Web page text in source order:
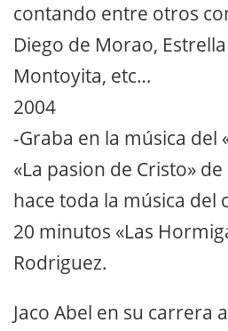
contando entre otros
Diego de Morao,
Montoyita, etc…
2004
-Graba en la música del
«La pasion de Cristo»
hace toda la música del
20 minutos «Las
Rodriguez.
Jaco Abel en su carrera